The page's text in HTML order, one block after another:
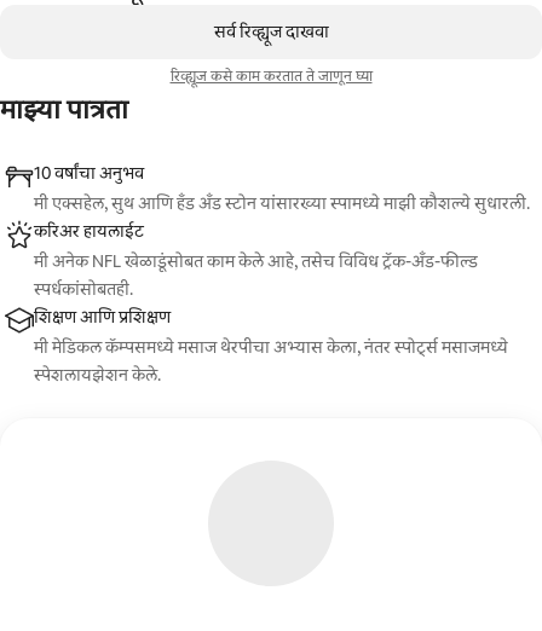
सर्व रिव्ह्यूज दाखवा
रिव्ह्यूज कसे काम करतात ते जाणून घ्या
माझ्या पात्रता
10 वर्षांचा अनुभव
मी एक्सहेल, सुथ आणि हँड अँड स्टोन यांसारख्या स्पामध्ये माझी कौशल्ये सुधारली.
करिअर हायलाईट
मी अनेक NFL खेळाडूंसोबत काम केले आहे, तसेच विविध ट्रॅक-अँड-फील्ड
स्पर्धकांसोबतही.
शिक्षण आणि प्रशिक्षण
मी मेडिकल कॅम्पसमध्ये मसाज थेरपीचा अभ्यास केला, नंतर स्पोर्ट्स मसाजमध्ये
स्पेशलायझेशन केले.